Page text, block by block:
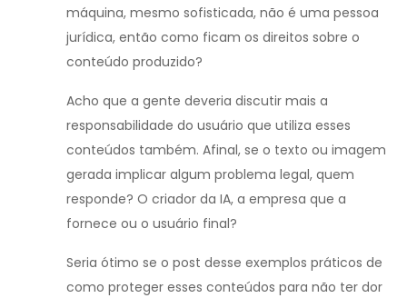
máquina, mesmo sofisticada, não é uma pessoa
jurídica, então como ficam os direitos sobre o
conteúdo produzido?
Acho que a gente deveria discutir mais a
responsabilidade do usuário que utiliza esses
conteúdos também. Afinal, se o texto ou imagem
gerada implicar algum problema legal, quem
responde? O criador da IA, a empresa que a
fornece ou o usuário final?
Seria ótimo se o post desse exemplos práticos de
como proteger esses conteúdos para não ter dor